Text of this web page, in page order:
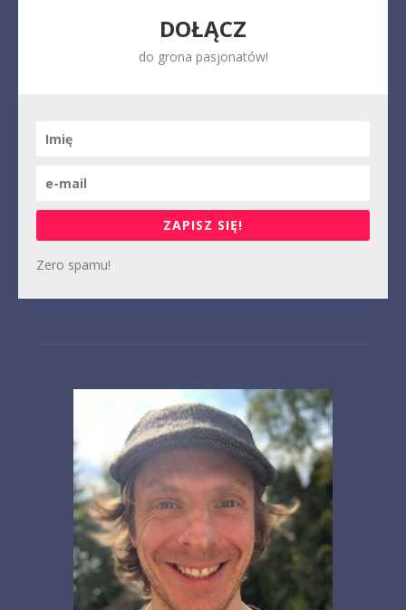
DOŁĄCZ
do grona pasjonatów!
ZAPISZ SIĘ!
Zero spamu!